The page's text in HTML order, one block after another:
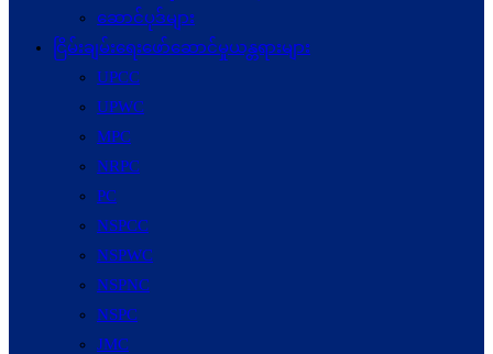
ဆောင်ပုဒ်များ
ငြိမ်းချမ်းရေးဖော်‌ဆောင်မှုယန္တရားများ
UPCC
UPWC
MPC
NRPC
PC
NSPCC
NSPWC
NSPNC
NSPC
JMC